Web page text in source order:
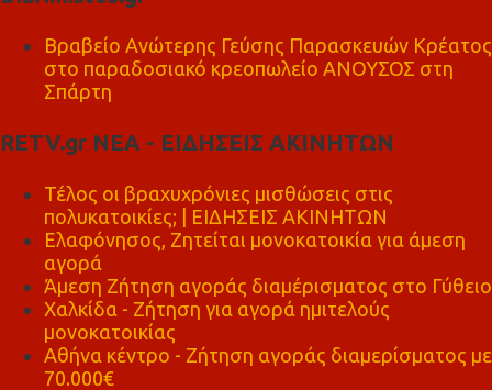
Βραβείο Ανώτερης Γεύσης Παρασκευών Κρέατος
στο παραδοσιακό κρεοπωλείο ΑΝΟΥΣΟΣ στη
Σπάρτη
RETV.gr ΝΕΑ - ΕΙΔΗΣΕΙΣ ΑΚΙΝΗΤΩΝ
Τέλος οι βραχυχρόνιες μισθώσεις στις
πολυκατοικίες; | ΕΙΔΗΣΕΙΣ ΑΚΙΝΗΤΩΝ
Ελαφόνησος, Ζητείται μονοκατοικία για άμεση
αγορά
Άμεση Ζήτηση αγοράς διαμέρισματος στο Γύθειο
Χαλκίδα - Ζήτηση για αγορά ημιτελούς
μονοκατοικίας
Αθήνα κέντρο - Ζήτηση αγοράς διαμερίσματος με
70.000€